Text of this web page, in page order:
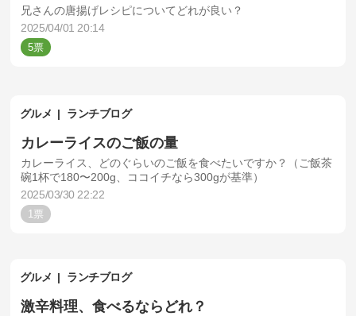
兄さんの唐揚げレシピについてどれが良い？
2025/04/01 20:14
5
グルメ ランチブログ
カレーライスのご飯の量
カレーライス、どのぐらいのご飯を食べたいですか？（ご飯茶
碗1杯で180〜200g、ココイチなら300gが基準）
2025/03/30 22:22
1
グルメ ランチブログ
激辛料理、食べるならどれ？